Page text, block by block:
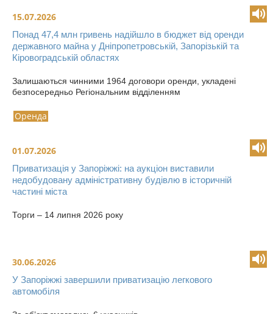
15.07.2026
Понад 47,4 млн гривень надійшло в бюджет від оренди
державного майна у Дніпропетровській, Запорізькій та
Кіровоградській областях
Залишаються чинними 1964 договори оренди, укладені
безпосередньо Регіональним відділенням
Оренда
01.07.2026
Приватизація у Запоріжжі: на аукціон виставили
недобудовану адміністративну будівлю в історичній
частині міста
Торги – 14 липня 2026 року
30.06.2026
У Запоріжжі завершили приватизацію легкового
автомобіля